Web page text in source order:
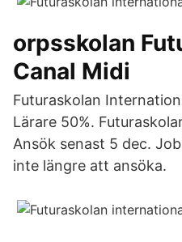
orpsskolan
Canal Midi
Futuraskolan
Lärare 50%.
Ansök senast 5 dec.
inte längre att ansöka.